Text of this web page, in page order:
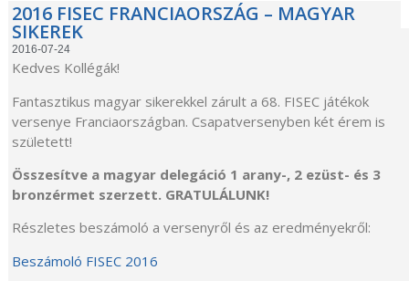
2016 FISEC FRANCIAORSZÁG – MAGYAR
SIKEREK
2016-07-24
Kedves Kollégák!
Fantasztikus magyar sikerekkel zárult a 68. FISEC játékok
versenye Franciaországban. Csapatversenyben két érem is
született!
Összesítve a magyar delegáció 1 arany-, 2 ezüst- és 3
bronzérmet szerzett. GRATULÁLUNK!
Részletes beszámoló a versenyről és az eredményekről:
Beszámoló FISEC 2016